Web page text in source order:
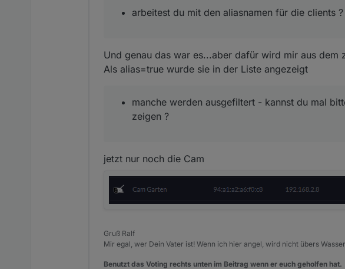
arbeitest du mit den aliasnamen für die clients ?
Und genau das war es...aber dafür wird mir aus
Als alias=true wurde sie in der Liste angezeigt
manche werden ausgefiltert - kannst du mal
zeigen ?
jetzt nur noch die Cam
Gruß Ralf
Mir egal, wer Dein Vater ist! Wenn ich hier angel, wird nicht übers
Benutzt das Voting rechts unten im Beitrag wenn er euch geholfen hat.